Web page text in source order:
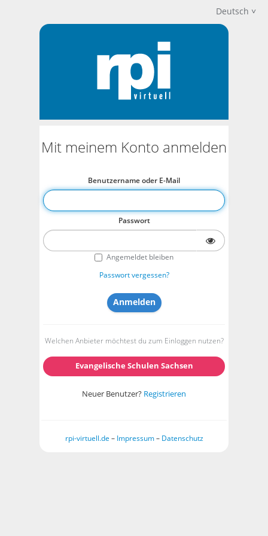
Deutsch
Mit meinem Konto anmelden
Benutzername oder E-Mail
Passwort
Angemeldet bleiben
Passwort vergessen?
Welchen Anbieter möchtest du zum Einloggen nutzen?
Evangelische Schulen Sachsen
Neuer Benutzer? Registrieren
rpi-virtuell.de – Impressum – Datenschutz